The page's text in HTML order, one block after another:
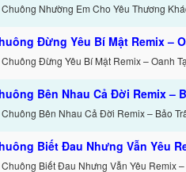
Nhường Em Cho Yêu Thương
Đừng Yêu Bí Mật Remix –
Đừng Yêu Bí Mật Remix – Oanh
Bên Nhau Cả Đời Remix –
Chuông Bên Nhau Cả Đời Remix – Bảo
Biết Đau Nhưng Vẫn Yêu
Biết Đau Nhưng Vẫn Yêu Remix